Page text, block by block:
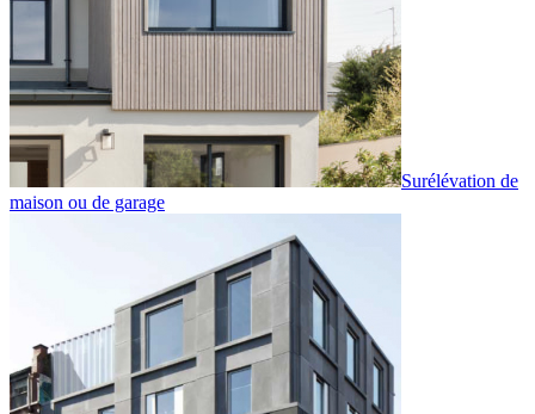
Surélévation de
maison ou de garage